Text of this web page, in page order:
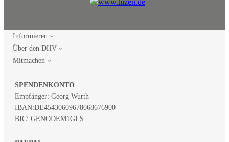
Informieren
Über den DHV
Mitmachen
SPENDENKONTO
Empfänger: Georg Wurth
IBAN:DE45430609678068676900
BIC: GENODEM1GLS